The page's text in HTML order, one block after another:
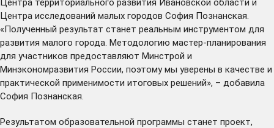
Центра исследований малых городов София Познанская.
«Полученный результат станет реальным инструментом для
развития малого города. Методологию мастер-планирования
для участников предоставляют Минстрой и
Минэкономразвития России, поэтому мы уверены в качестве и
практической применимости итоговых решений», – добавила
София Познанская.
Результатом образовательной программы станет проект,